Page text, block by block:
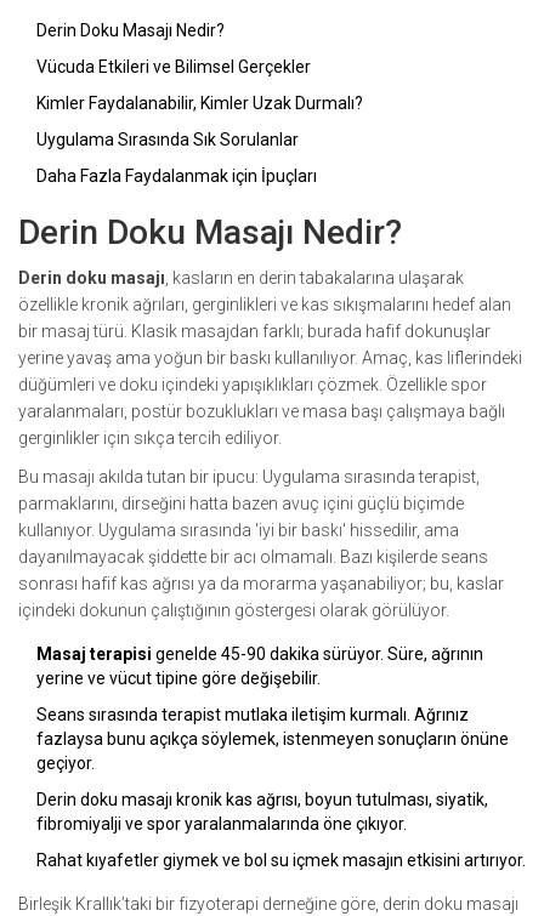
Derin Doku Masajı Nedir?
Vücuda Etkileri ve Bilimsel Gerçekler
Kimler Faydalanabilir, Kimler Uzak Durmalı?
Uygulama Sırasında Sık Sorulanlar
Daha Fazla Faydalanmak için İpuçları
Derin Doku Masajı Nedir?
Derin doku masajı , kasların en derin tabakalarına ulaşarak
özellikle kronik ağrıları, gerginlikleri ve kas sıkışmalarını hedef alan
bir masaj türü. Klasik masajdan farklı; burada hafif dokunuşlar
yerine yavaş ama yoğun bir baskı kullanılıyor. Amaç, kas liflerindeki
düğümleri ve doku içindeki yapışıklıkları çözmek. Özellikle spor
yaralanmaları, postür bozuklukları ve masa başı çalışmaya bağlı
gerginlikler için sıkça tercih ediliyor.
Bu masajı akılda tutan bir ipucu: Uygulama sırasında terapist,
parmaklarını, dirseğini hatta bazen avuç içini güçlü biçimde
kullanıyor. Uygulama sırasında 'iyi bir baskı' hissedilir, ama
dayanılmayacak şiddette bir acı olmamalı. Bazı kişilerde seans
sonrası hafif kas ağrısı ya da morarma yaşanabiliyor; bu, kaslar
içindeki dokunun çalıştığının göstergesi olarak görülüyor.
Masaj terapisi genelde 45-90 dakika sürüyor. Süre, ağrının
yerine ve vücut tipine göre değişebilir.
Seans sırasında terapist mutlaka iletişim kurmalı. Ağrınız
fazlaysa bunu açıkça söylemek, istenmeyen sonuçların önüne
geçiyor.
Derin doku masajı kronik kas ağrısı, boyun tutulması, siyatik,
fibromiyalji ve spor yaralanmalarında öne çıkıyor.
Rahat kıyafetler giymek ve bol su içmek masajın etkisini artırıyor.
Birleşik Krallık’taki bir fizyoterapi derneğine göre, derin doku masajı